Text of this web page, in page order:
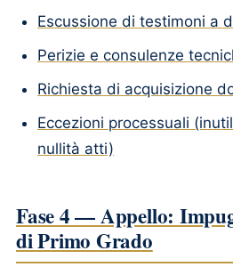
Escussione di testimoni a
Perizie e consulenze
Richiesta di acquisizione
Eccezioni processuali
nullità atti)
Fase 4 — Appello:
di Primo Grado